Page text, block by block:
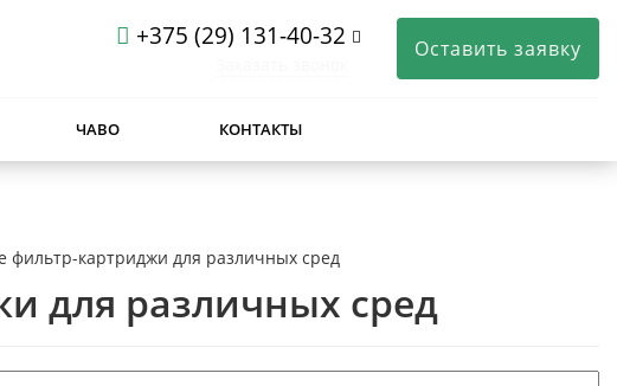
+375 (29) 131-40-32 Оставить заявку
ЧАВО КОНТАКТЫ
фильтр-картриджи для различных сред
для различных сред